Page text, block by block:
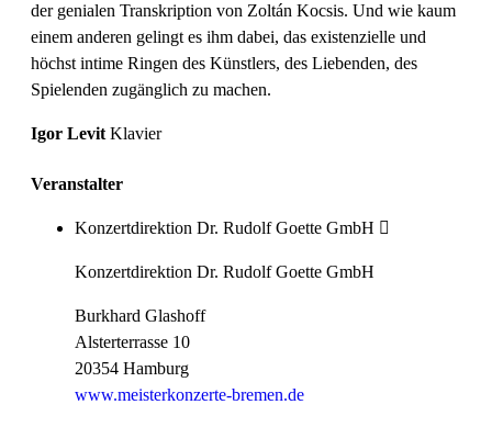
der genialen Transkription von Zoltán Kocsis. Und wie kaum
einem anderen gelingt es ihm dabei, das existenzielle und
höchst intime Ringen des Künstlers, des Liebenden, des
Spielenden zugänglich zu machen.
Igor LevitKlavier
Veranstalter
Konzertdirektion Dr. Rudolf Goette GmbH
Konzertdirektion Dr. Rudolf Goette GmbH
Burkhard Glashoff
Alsterterrasse 10
20354 Hamburg
www.meisterkonzerte-bremen.de